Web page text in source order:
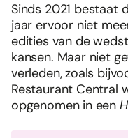
Sinds 2021 bestaat
jaar ervoor niet
edities van de
kansen. Maar niet
verleden, zoals
Restaurant Central
opgenomen in een